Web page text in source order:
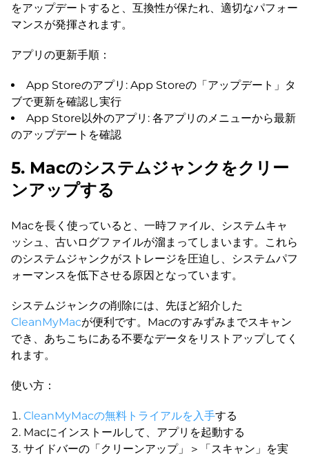
をアップデートすると、互換性が保たれ、適切なパフォー
マンスが発揮されます。
アプリの更新手順：
App Storeのアプリ: App Storeの「アップデート」タ
ブで更新を確認し実行
App Store以外のアプリ: 各アプリのメニューから最新
のアップデートを確認
5. Macのシステムジャンクをクリー
ンアップする
Macを長く使っていると、一時ファイル、システムキャ
ッシュ、古いログファイルが溜まってしまいます。これら
のシステムジャンクがストレージを圧迫し、システムパフ
ォーマンスを低下させる原因となっています。
システムジャンクの削除には、先ほど紹介した
CleanMyMacが便利です。Macのすみずみまでスキャン
でき、あちこちにある不要なデータをリストアップしてく
れます。
使い方：
CleanMyMacの無料トライアルを入手する
Macにインストールして、アプリを起動する
サイドバーの「クリーンアップ」＞「スキャン」を実